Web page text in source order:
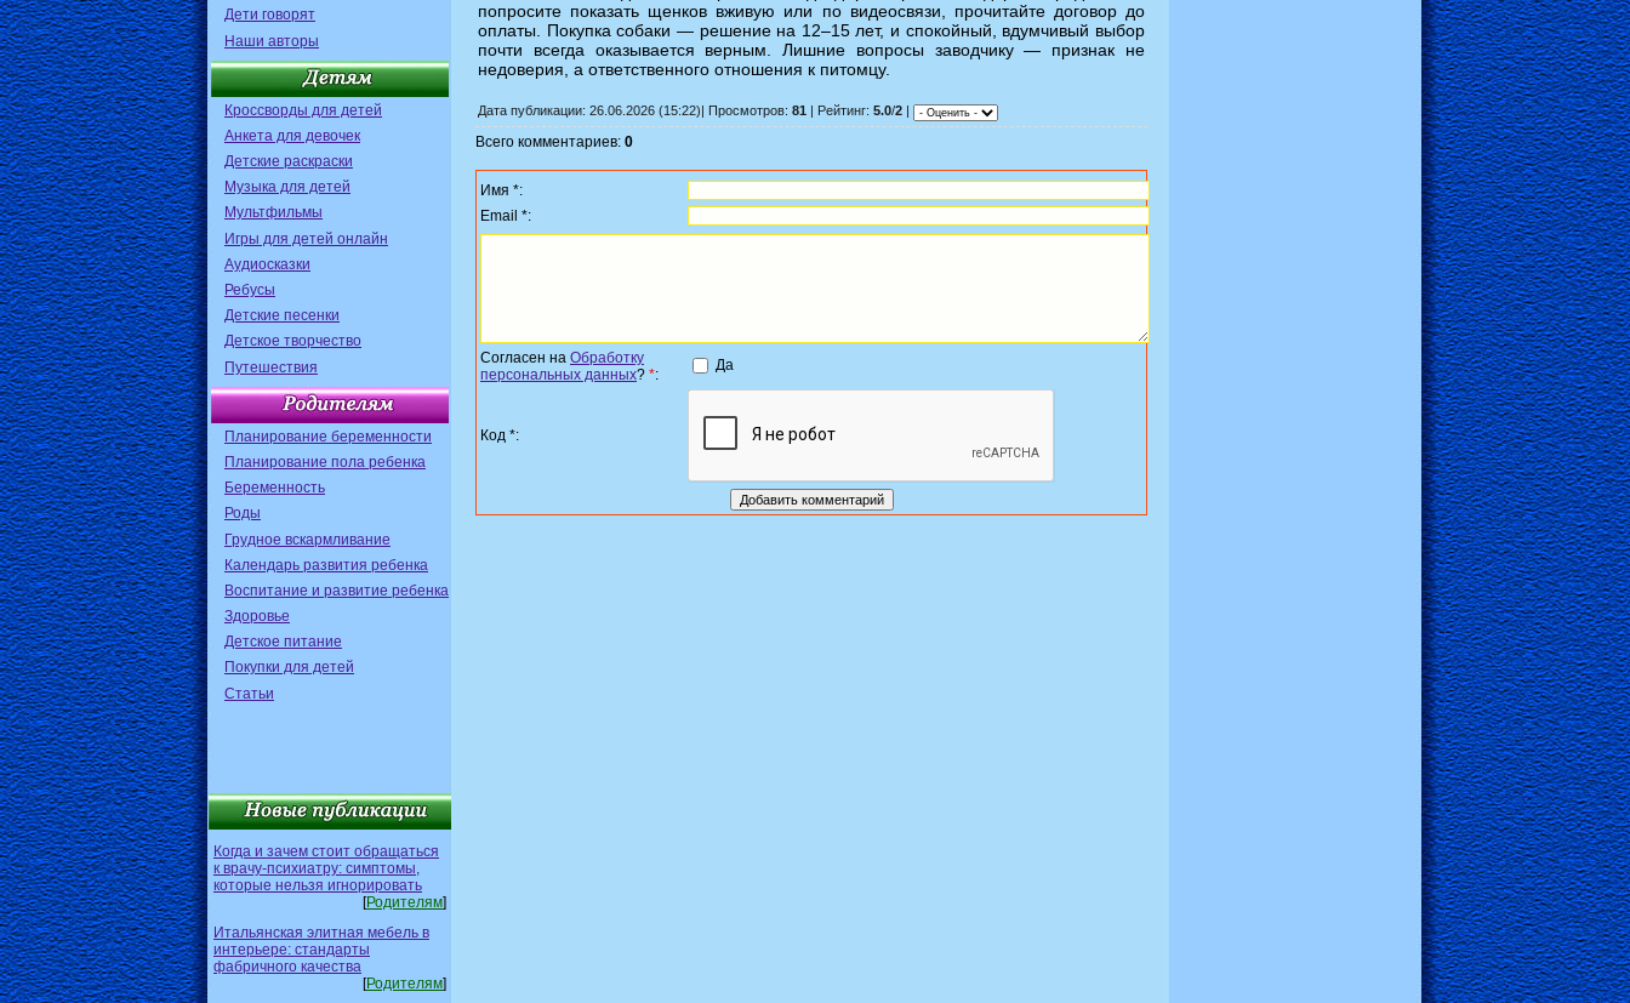
Дети говорят
Наши авторы
Кроссворды для детей
Анкета для девочек
Детские раскраски
Музыка для детей
Мультфильмы
Игры для детей онлайн
Аудиосказки
Ребусы
Детские песенки
Детское творчество
Путешествия
Планирование беременности
Планирование пола ребенка
Беременность
Роды
Грудное вскармливание
Календарь развития ребенка
Воспитание и развитие ребенка
Здоровье
Детское питание
Покупки для детей
Статьи
Когда и зачем стоит обращаться
к врачу-психиатру: симптомы,
которые нельзя игнорировать
[Родителям]
Итальянская элитная мебель в
интерьере: стандарты
фабричного качества
[Родителям]
попросите показать щенков вживую или по видеосвязи, прочитайте договор до
оплаты. Покупка собаки — решение на 12–15 лет, и спокойный, вдумчивый выбор
почти всегда оказывается верным. Лишние вопросы заводчику — признак не
недоверия, а ответственного отношения к питомцу.
Дата публикации: 26.06.2026 (15:22)| Просмотров: 81 | Рейтинг: 5.0/2
Всего комментариев: 0
Имя *:
Email *:
Согласен на Обработку
персональных данных? *:
Да
Код *: